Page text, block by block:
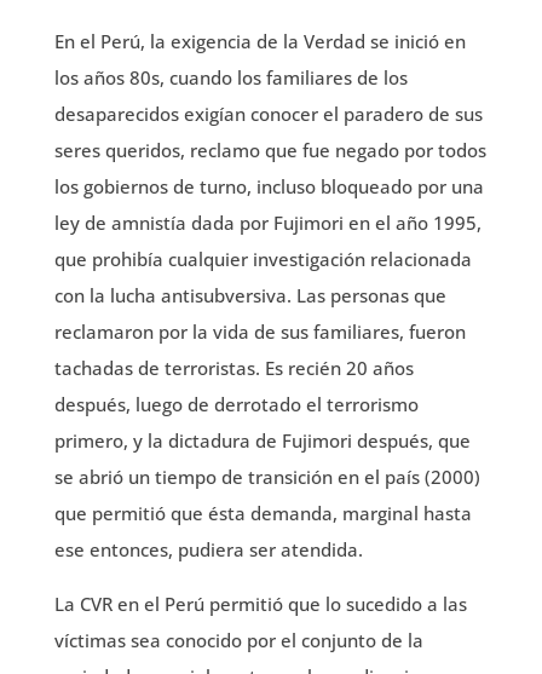
En el Perú, la exigencia de la Verdad se inició en
los años 80s, cuando los familiares de los
desaparecidos exigían conocer el paradero de sus
seres queridos, reclamo que fue negado por todos
los gobiernos de turno, incluso bloqueado por una
ley de amnistía dada por Fujimori en el año 1995,
que prohibía cualquier investigación relacionada
con la lucha antisubversiva. Las personas que
reclamaron por la vida de sus familiares, fueron
tachadas de terroristas. Es recién 20 años
después, luego de derrotado el terrorismo
primero, y la dictadura de Fujimori después, que
se abrió un tiempo de transición en el país (2000)
que permitió que ésta demanda, marginal hasta
ese entonces, pudiera ser atendida.
La CVR en el Perú permitió que lo sucedido a las
víctimas sea conocido por el conjunto de la